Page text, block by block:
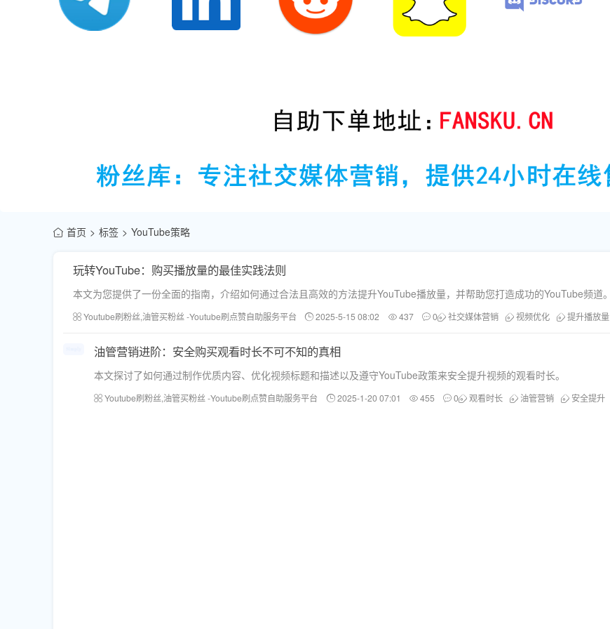
首页 标签 YouTube策略
玩转YouTube：购买播放量的最佳实践法则
本文为您提供了一份全面的指南，介绍如何通过合法且高效的方法提升YouTube播放量，并帮助您打造成功的YouTube频道。
Youtube刷粉丝,油管买粉丝 -Youtube刷点赞自助服务平台 2025-5-15 08:02 437 0 社交媒体营销 视频优化 提升播放量
油管营销进阶：安全购买观看时长不可不知的真相
本文探讨了如何通过制作优质内容、优化视频标题和描述以及遵守YouTube政策来安全提升视频的观看时长。
Youtube刷粉丝,油管买粉丝 -Youtube刷点赞自助服务平台 2025-1-20 07:01 455 0 观看时长 油管营销 安全提升